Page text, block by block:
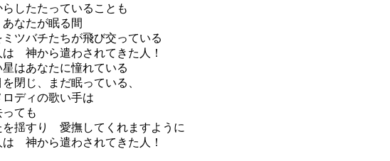
したたっていることも
なたが眠る間
ツバチたちが飛び交っている
は 神から遣わされてきた人！
はあなたに憧れている
閉じ、まだ眠っている、
ディの歌い手は
ても
を揺すり 愛撫してくれますように
は 神から遣わされてきた人！